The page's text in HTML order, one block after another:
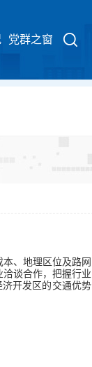
党群之窗
、地理区位及路网
谈合作，把握行业
开发区的交通优势